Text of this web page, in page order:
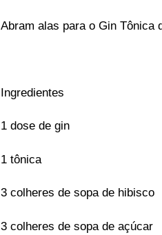
Abram alas para o Gin Tônica
Ingredientes
1 dose de gin
1 tônica
3 colheres de sopa de hibisco
3 colheres de sopa de açúcar